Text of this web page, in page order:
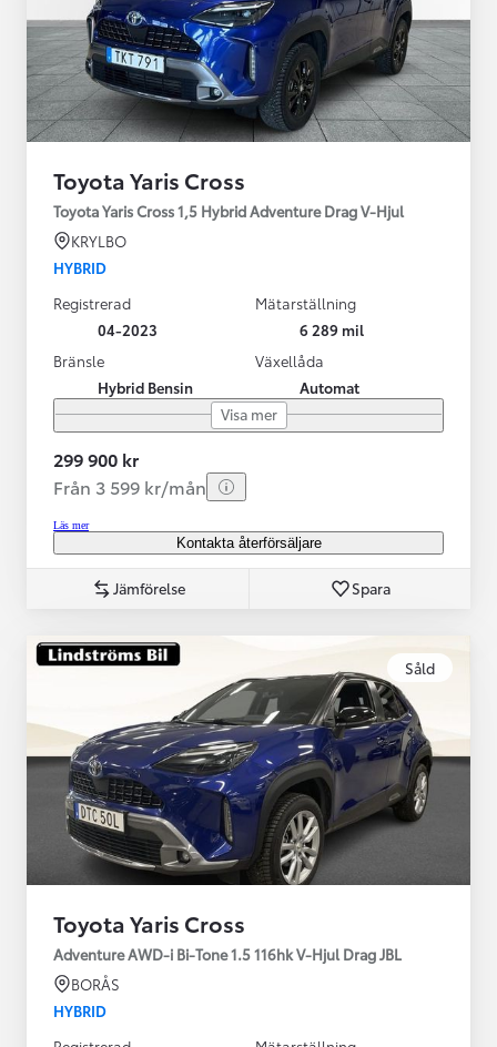
Toyota Yaris Cross
Toyota Yaris Cross 1,5 Hybrid Adventure Drag V-Hjul
KRYLBO
HYBRID
Registrerad
04-2023
Mätarställning
6 289 mil
Bränsle
Hybrid Bensin
Växellåda
Automat
Visa mer
299 900 kr
Från 3 599 kr/mån
Läs mer
Kontakta återförsäljare
Jämförelse Spara
Såld
Toyota Yaris Cross
Adventure AWD-i Bi-Tone 1.5 116hk V-Hjul Drag JBL
BORÅS
HYBRID